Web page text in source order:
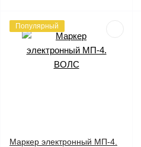
Популярный
Маркер электронный МП-4.